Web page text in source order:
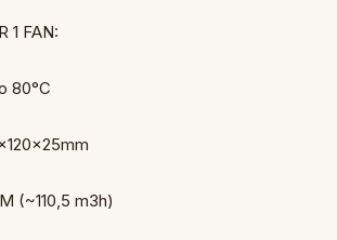
1 FAN:
80°C
(~110,5 m3h)